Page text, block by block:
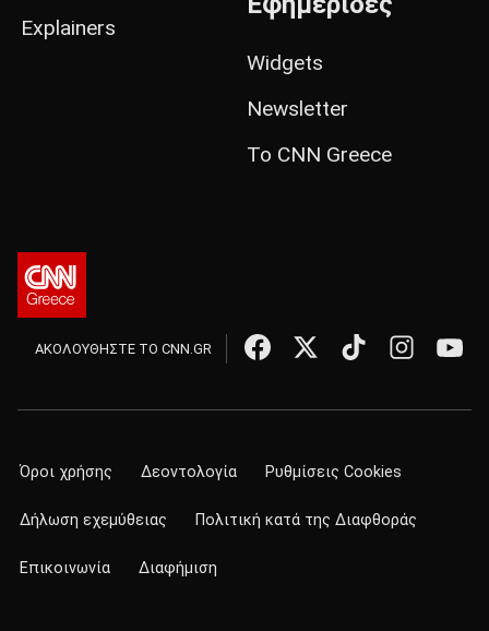
Explainers
Widgets
Newsletter
Το CNN Greece
ΑΚΟΛΟΥΘΗΣΤΕ ΤΟ CNN.GR
Όροι χρήσης Δεοντολογία Ρυθμίσεις Cookies
Δήλωση εχεμύθειας Πολιτική κατά της Διαφθοράς
Επικοινωνία Διαφήμιση